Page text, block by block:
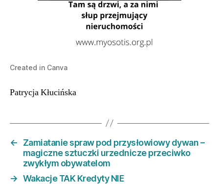
Created in Canva
Patrycja Kłucińska
←
Zamiatanie spraw pod przysłowiowy dywan –
magiczne sztuczki urzednicze przeciwko
zwykłym obywatelom
→ Wakacje TAK Kredyty NIE